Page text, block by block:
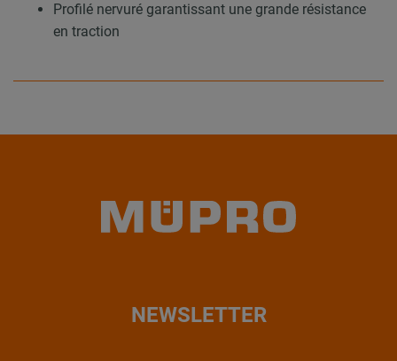
Profilé nervuré garantissant une grande résistance
en traction
NEWSLETTER